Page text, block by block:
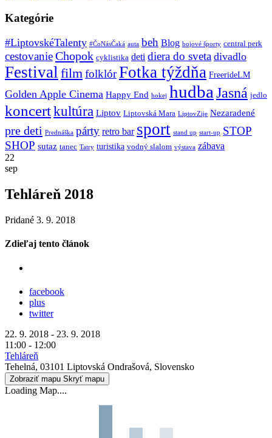
Kategórie
#LiptovskéTalenty #ČoNásČaká auta beh Blog bojové športy central perk
cestovanieChopok cyklistika deti diera do sveta divadlo
Festival filmfolklórFotka týždňa FreerideLM
Golden Apple Cinema Happy End hokej hudba Jasná jedlo
koncertkultúra Liptov Liptovská Mara LiptovZije Nezaradené
pre deti Prednáška párty retro bar sport stand up start-up STOP
SHOP sutaz tanec Tatry turistika vodný slalom výstava zábava
22
sep
Tehláreň 2018
Pridané 3. 9. 2018
Zdieľaj tento článok
facebook
plus
twitter
22. 9. 2018 - 23. 9. 2018
11:00 - 12:00
Tehláreň
Tehelná, 03101 Liptovská Ondrašová, Slovensko
Zobraziť mapu Skryť mapu
Loading Map....